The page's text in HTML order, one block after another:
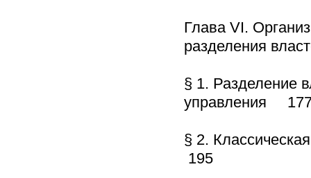
Глава VI.
разделения
§ 1. Разделение
управления
§ 2.
195